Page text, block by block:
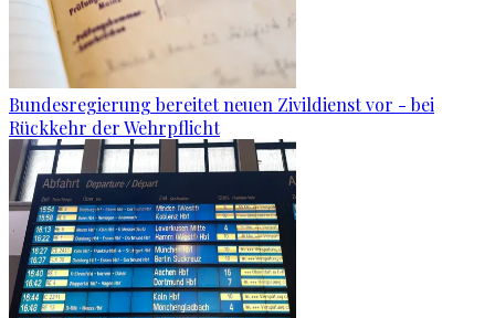
Bundesregierung bereitet neuen Zivildienst vor - bei
Rückkehr der Wehrpflicht